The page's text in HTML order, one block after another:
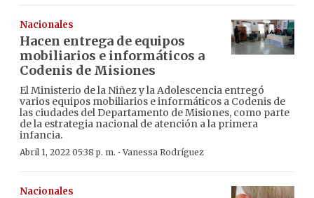
Nacionales
Hacen entrega de equipos
mobiliarios e informáticos a
Codenis de Misiones
El Ministerio de la Niñez y la Adolescencia entregó
varios equipos mobiliarios e informáticos a Codenis de
las ciudades del Departamento de Misiones, como parte
de la estrategia nacional de atención a la primera
infancia.
Abril 1, 2022 05:38 p. m. ·Vanessa Rodríguez
Nacionales